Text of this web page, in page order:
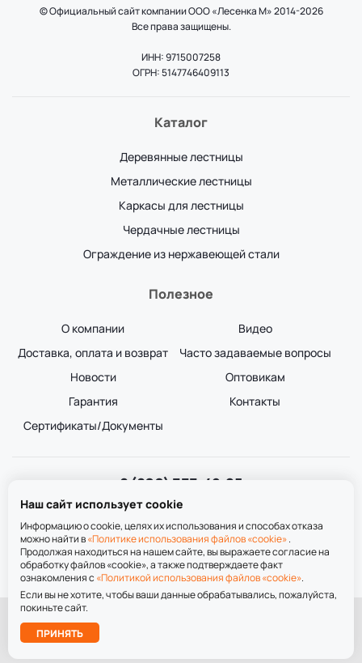
© Официальный сайт компании ООО «Лесенка М» 2014-2026
Все права защищены.
ИНН: 9715007258
ОГРН: 5147746409113
Каталог
Деревянные лестницы
Металлические лестницы
Каркасы для лестницы
Чердачные лестницы
Ограждение из нержавеющей стали
Полезное
О компании
Доставка, оплата и возврат
Новости
Гарантия
Сертификаты/Документы
Видео
Часто задаваемые вопросы
Оптовикам
Контакты
8 (800) 333-49-25
Звонок бесплатный
пн-пт 8:00-20:00
сб-вс 9:00-20:00
При использовании материалов сайта ссылка на сайт обязательна.
Политика обработки персональных данных
Наш сайт использует cookie
Информацию о cookie, целях их использования и способах отказа
можно найти в«Политике использования файлов «cookie».
Продолжая находиться на нашем сайте, вы выражаете согласие на
обработку файлов «cookie», а также подтверждаете факт
ознакомления с «Политикой использования файлов «cookie».
Если вы не хотите, чтобы ваши данные обрабатывались, пожалуйста,
покиньте сайт.
ПРИНЯТЬ
Подобрать
лестницу